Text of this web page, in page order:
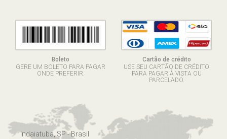
Boleto
GERE UM BOLETO PARA PAGAR
ONDE PREFERIR.
Cartão de crédito
USE SEU CARTÃO DE CRÉDITO
PARA PAGAR À VISTA OU
PARCELADO.
Indaiatuba, SP - Brasil